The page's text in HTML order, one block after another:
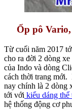
Ốp pô
Từ cuối năm 2017
cho ra đời 2 dòng
của Indo và dòng
cách thời trang mới.
nay chính là 2 dòng
tới với kiểu dáng thể
hệ thống động cơ